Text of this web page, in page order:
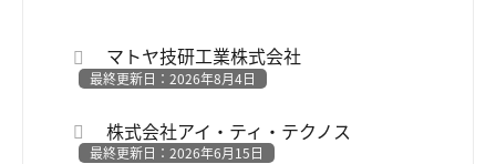
マトヤ技研工業株式会社
最終更新日：2026年8月4日
株式会社アイ・ティ・テクノス
最終更新日：2026年6月15日